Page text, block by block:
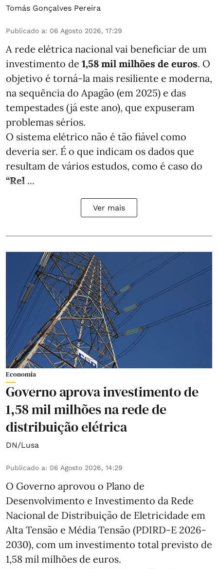
Tomás Gonçalves Pereira
Publicado a: 06 Agosto 2026, 17:29
A rede elétrica nacional vai beneficiar de um
investimento de 1,58 mil milhões de euros. O
objetivo é torná-la mais resiliente e moderna,
na sequência do Apagão (em 2025) e das
tempestades (já este ano), que expuseram
problemas sérios.
O sistema elétrico não é tão fiável como
deveria ser. É o que indicam os dados que
resultam de vários estudos, como é caso do
“Rel ...
Ver mais
Economia
Governo aprova investimento de
1,58 mil milhões na rede de
distribuição elétrica
DN/Lusa
Publicado a: 06 Agosto 2026, 14:29
O Governo aprovou o Plano de
Desenvolvimento e Investimento da Rede
Nacional de Distribuição de Eletricidade em
Alta Tensão e Média Tensão (PDIRD-E 2026-
2030), com um investimento total previsto de
1,58 mil milhões de euros.